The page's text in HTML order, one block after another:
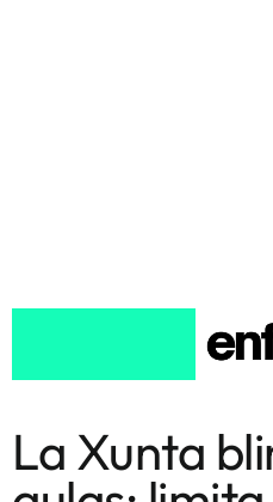
La Xunta